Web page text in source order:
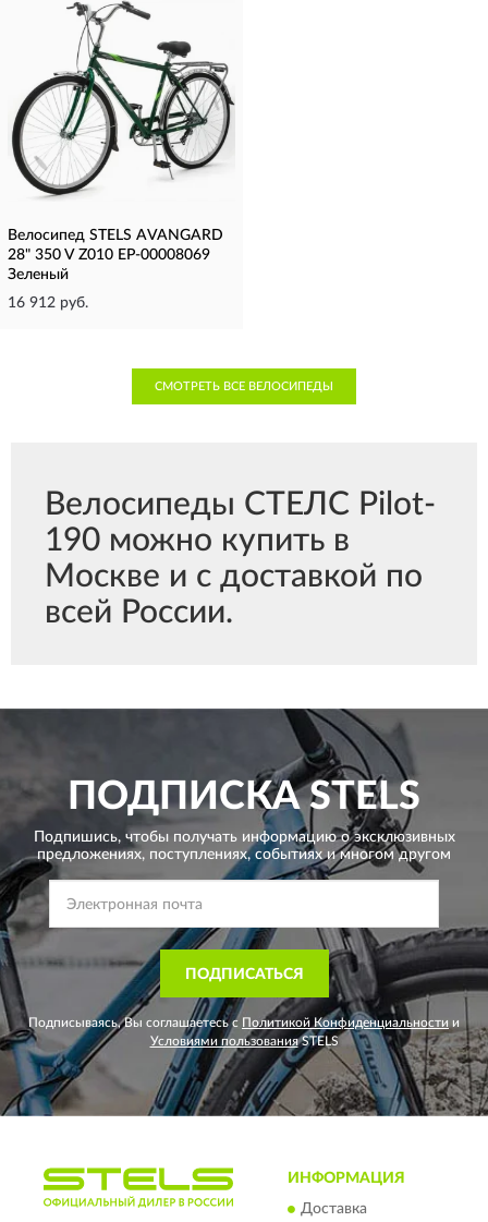
Велосипед STELS AVANGARD
28" 350 V Z010 EP-00008069
Зеленый
16 912 руб.
СМОТРЕТЬ ВСЕ ВЕЛОСИПЕДЫ
Велосипеды СТЕЛС Pilot-
190 можно купить в
Москве и с доставкой по
всей России.
ПОДПИСКАSTELS
Подпишись, чтобы получать информацию о эксклюзивных
предложениях, поступлениях, событиях и многом другом
ПОДПИСАТЬСЯ
Подписываясь, Вы соглашаетесь с Политикой Конфиденциальности и
Условиями пользованияSTELS
ИНФОРМАЦИЯ
Доставка